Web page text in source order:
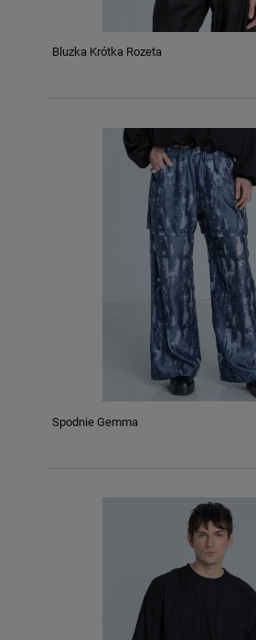
Bluzka Krótka Rozeta
Spodnie Gemma